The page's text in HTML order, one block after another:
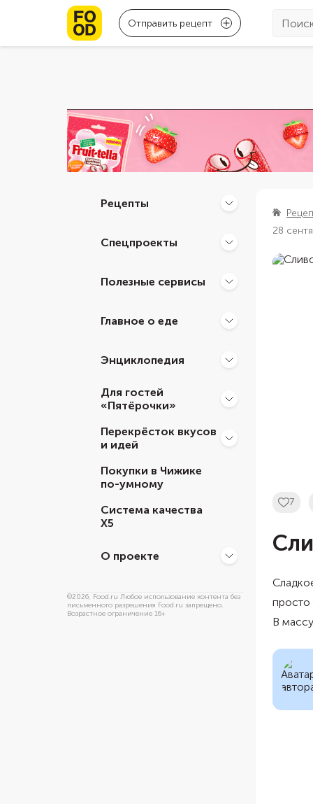
Отправить рецепт
Рецепты
Спецпроекты
Полезные сервисы
Главное о еде
Энциклопедия
Для гостей
«Пятёрочки»
Перекрёсток вкусов
и идей
Покупки в Чижике
по-умному
Система качества
Х5
О проекте
©2026, Food.ru Любое использование контента без
письменного разрешения Food.ru запрещено.
Возрастное ограничение 16+
28
7
просто
В